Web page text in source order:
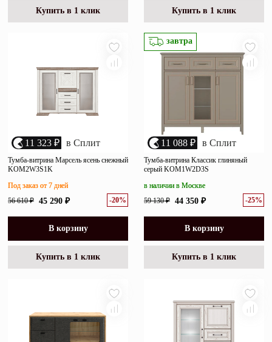
Купить в 1 клик Купить в 1 клик
11 323 ₽ в Сплит
Тумба-витрина Марсель ясень снежный
KOM2W3S1K
56 610 ₽ 45 290 ₽ -20%
Под заказ от 7 дней
В корзину
Купить в 1 клик
завтра
11 088 ₽ в Сплит
Тумба-витрина Классик глиняный
серый KOM1W2D3S
59 130 ₽ 44 350 ₽ -25%
в наличии в Москве
В корзину
Купить в 1 клик